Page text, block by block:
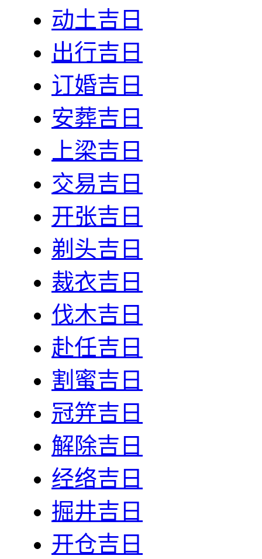
动土吉日
出行吉日
订婚吉日
安葬吉日
上梁吉日
交易吉日
开张吉日
剃头吉日
裁衣吉日
伐木吉日
赴任吉日
割蜜吉日
冠笄吉日
解除吉日
经络吉日
掘井吉日
开仓吉日